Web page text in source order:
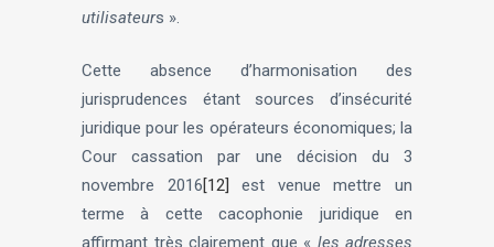
utilisateurs ».
Cette absence d’harmonisation des
jurisprudences étant sources d’insécurité
juridique pour les opérateurs économiques; la
Cour cassation par une décision du 3
novembre 2016[12] est venue mettre un
terme à cette cacophonie juridique en
affirmant très clairement que « les adresses